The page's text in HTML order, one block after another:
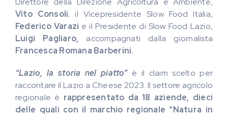
Vito Consoli; il Vicepresidente Slow Food Italia,
Federico Varazi e il Presidente di Slow Food Lazio,
Luigi Pagliaro, accompagnati dalla giornalista
Francesca Romana Barberini.
“Lazio, la storia nel piatto” è il claim scelto per
raccontare il Lazio a Cheese 2023. Il settore agricolo
regionale è rappresentato da 18 aziende, dieci
delle quali con il marchio regionale “Natura in